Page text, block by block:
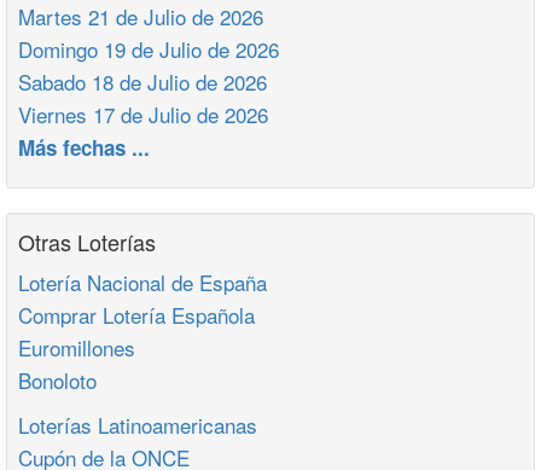
Martes 21 de Julio de 2026
Domingo 19 de Julio de 2026
Sabado 18 de Julio de 2026
Viernes 17 de Julio de 2026
Más fechas ...
Otras Loterías
Lotería Nacional de España
Comprar Lotería Española
Euromillones
Bonoloto
Loterías Latinoamericanas
Cupón de la ONCE